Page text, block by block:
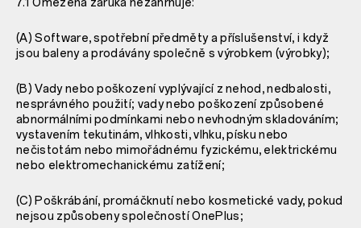
(A) Software, spotřební předměty a příslušenství, i když
jsou baleny a prodávány společně s výrobkem (výrobky);
(B) Vady nebo poškození vyplývající z nehod, nedbalosti,
nesprávného použití; vady nebo poškození způsobené
abnormálními podmínkami nebo nevhodným skladováním;
vystavením tekutinám, vlhkosti, vlhku, písku nebo
nečistotám nebo mimořádnému fyzickému, elektrickému
nebo elektromechanickému zatížení;
(C) Poškrábání, promáčknutí nebo kosmetické vady, pokud
nejsou způsobeny společností OnePlus;